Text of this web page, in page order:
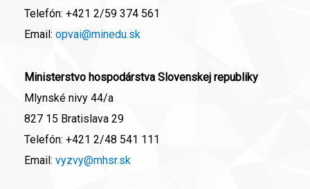
Telefón: +421 2/59 374 561
Email: opvai@minedu.sk
Ministerstvo hospodárstva Slovenskej republiky
Mlynské nivy 44/a
827 15 Bratislava 29
Telefón: +421 2/48 541 111
Email: vyzvy@mhsr.sk